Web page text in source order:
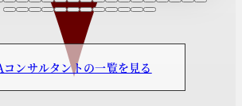
ンサルタントの一覧を見る